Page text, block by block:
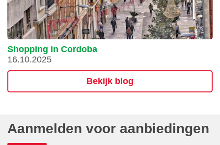
Shopping in Cordoba
16.10.2025
Bekijk blog
Aanmelden voor aanbiedingen